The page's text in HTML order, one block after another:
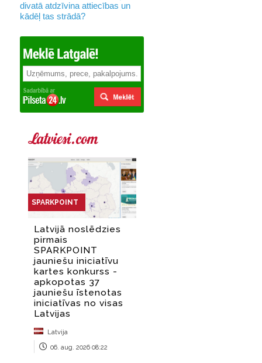
divatā atdzīvina attiecības un
kādēļ tas strādā?